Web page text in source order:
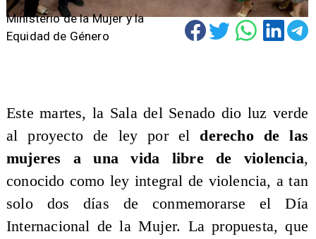
Ministerio de la Mujer y la
Equidad de Género
Este martes, la Sala del Senado dio luz verde
al proyecto de ley por el derecho de las
mujeres a una vida libre de violencia,
conocido como ley integral de violencia, a tan
solo dos días de conmemorarse el Día
Internacional de la Mujer. La propuesta, que